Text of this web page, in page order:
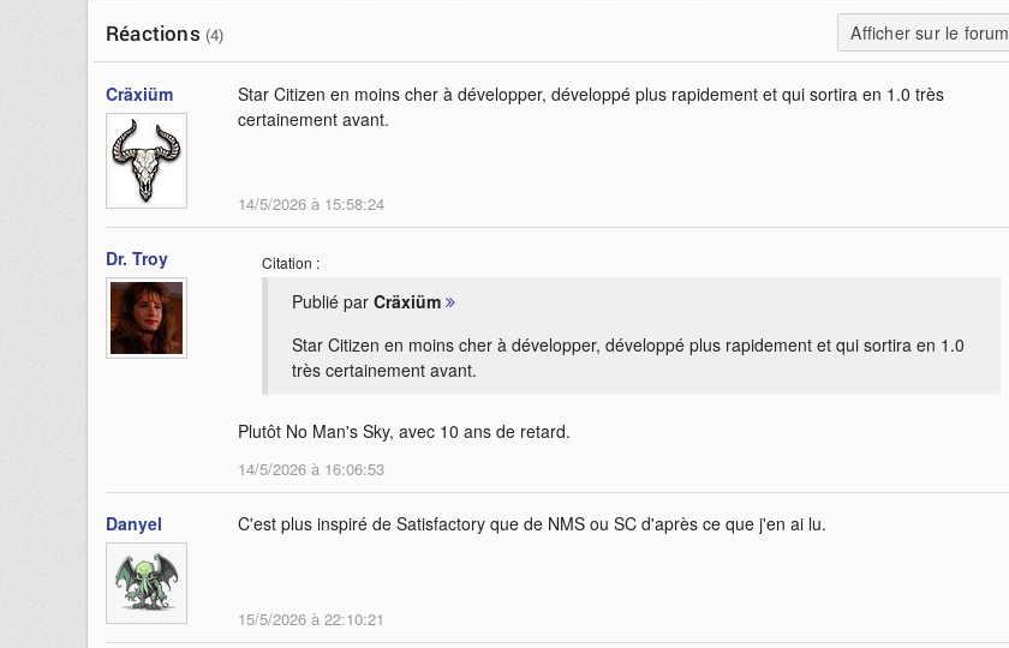
Réactions (4) Afficher sur le forum
Cräxiüm
Star Citizen en moins cher à développer, développé plus rapidement et qui sortira en 1.0 très
certainement avant.
14/5/2026 à 15:58:24
Dr. Troy Citation :
Publié par Cräxiüm
Star Citizen en moins cher à développer, développé plus rapidement et qui sortira en 1.0
très certainement avant.
Plutôt No Man's Sky, avec 10 ans de retard.
14/5/2026 à 16:06:53
Danyel C'est plus inspiré de Satisfactory que de NMS ou SC d'après ce que j'en ai lu.
15/5/2026 à 22:10:21